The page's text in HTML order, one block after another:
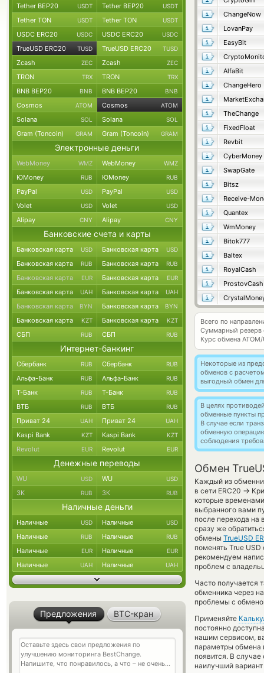
ChangeNow
LovanPay
EasyBit
AlfaBit
ChangeHero
TheChange
FixedFloat
Revbit
CyberMoney
SwapGate
Bitsz
Receive-
Quantex
WmMoney
Bitok777
Baltex
RoyalCash
ProstovCash
Всего по
Суммарный резерв
Курс обмена
Некоторые из
обменов с
выгодный обмен
В целях
обменные пункты
В случае если
обменную
соблюдения
Обмен
Каждый из
в сети ERC20 →
которые
выбранного вами
после перехода на
сразу же
обмены TrueUSD
поменять True
рекомендуем
проблем с
Часто получается
обменника через
проблемы с
Применяйте
постоянно
нашим сервисом,
параметры обмена
появится. В
наилучший
Tether BEP20 USDT Tether BEP20 USDT
Tether TON USDT Tether TON USDT
USDC ERC20 USDC USDC ERC20 USDC
TrueUSD ERC20 TUSD TrueUSD ERC20 TUSD
Zcash ZEC Zcash ZEC
TRON TRX TRON TRX
BNB BEP20 BNB BNB BEP20 BNB
Cosmos ATOM Cosmos ATOM
Solana SOL Solana SOL
Gram (Toncoin) GRAM Gram (Toncoin) GRAM
Электронные деньги
WebMoney WMZ WebMoney WMZ
ЮMoney RUB ЮMoney RUB
PayPal USD PayPal USD
Volet USD Volet USD
Alipay CNY Alipay CNY
Банковские счета и карты
Банковская карта USD Банковская карта USD
Банковская карта RUB Банковская карта RUB
Банковская карта EUR Банковская карта EUR
Банковская карта UAH Банковская карта UAH
Банковская карта BYN Банковская карта BYN
Банковская карта KZT Банковская карта KZT
СБП RUB СБП RUB
Интернет-банкинг
Сбербанк RUB Сбербанк RUB
Альфа-Банк RUB Альфа-Банк RUB
Т-Банк RUB Т-Банк RUB
ВТБ RUB ВТБ RUB
Приват 24 UAH Приват 24 UAH
Kaspi Bank KZT Kaspi Bank KZT
Revolut EUR Revolut EUR
Денежные переводы
WU USD WU USD
ЗК RUB ЗК RUB
Наличные деньги
Наличные USD Наличные USD
Наличные RUB Наличные RUB
Наличные EUR Наличные EUR
Наличные UAH Наличные UAH
Предложения BTC-кран